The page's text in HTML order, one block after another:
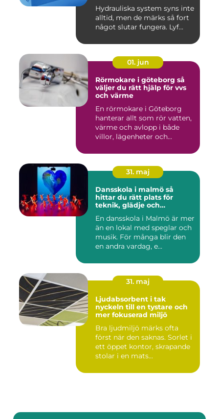
Hydrauliska system syns inte
alltid, men de märks så fort
något slutar fungera. Lyf...
01. jun
Rörmokare i göteborg så
väljer du rätt hjälp för vvs
och värme
En rörmokare i Göteborg
hanterar allt som rör vatten,
värme och avlopp i både
villor, lägenheter och...
31. maj
Dansskola i malmö så
hittar du rätt plats för
teknik, glädje och
En dansskola i Malmö är mer
än en lokal med speglar och
musik. För många blir den
en andra vardag, e...
31. maj
Ljudabsorbent i tak
nyckeln till en tystare och
mer fokuserad miljö
Bra ljudmiljö märks ofta
först när den saknas. Sorlet i
ett öppet kontor, skrapande
stolar i en mats...